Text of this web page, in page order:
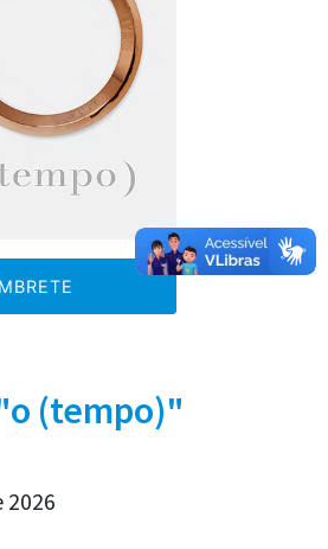
(tempo)"
2026